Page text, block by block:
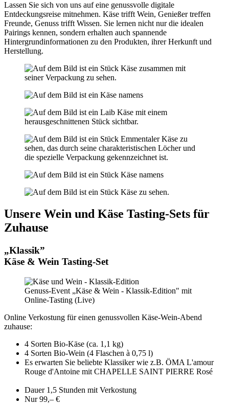
Lassen Sie sich von uns auf eine genussvolle digitale
Entdeckungsreise mitnehmen. Käse trifft Wein, Genießer treffen
Freunde, Genuss trifft Wissen. Sie lernen nicht nur die idealen
Pairings kennen, sondern erhalten auch spannende
Hintergrundinformationen zu den Produkten, ihrer Herkunft und
Herstellung.
Unsere Wein und Käse Tasting-Sets für
Zuhause
„Klassik”
Käse & Wein Tasting-Set
Genuss-Event „Käse & Wein - Klassik-Edition" mit
Online-Tasting (Live)
Online Verkostung für einen genussvollen Käse-Wein-Abend
zuhause:
4 Sorten Bio-Käse (ca. 1,1 kg)
4 Sorten Bio-Wein (4 Flaschen à 0,75 l)
Es erwarten Sie beliebte Klassiker wie z.B. ÖMA L'amour
Rouge d'Antoine mit CHAPELLE SAINT PIERRE Rosé
Dauer 1,5 Stunden mit Verkostung
Nur 99,– €